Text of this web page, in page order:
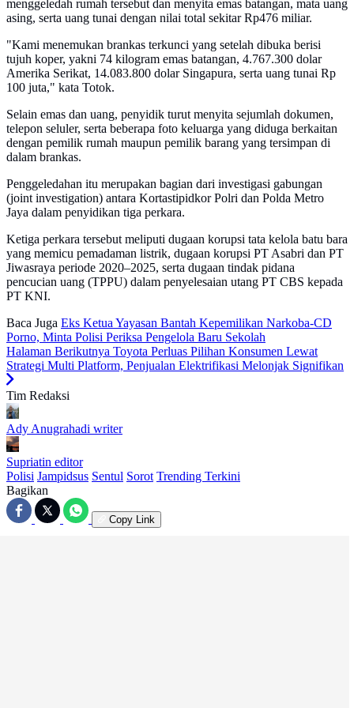
menggeledah rumah tersebut dan menyita emas batangan, mata uang
asing, serta uang tunai dengan nilai total sekitar Rp476 miliar.
"Kami menemukan brankas terkunci yang setelah dibuka berisi
tujuh koper, yakni 74 kilogram emas batangan, 4.767.300 dolar
Amerika Serikat, 14.083.800 dolar Singapura, serta uang tunai Rp
100 juta," kata Totok.
Selain emas dan uang, penyidik turut menyita sejumlah dokumen,
telepon seluler, serta beberapa foto keluarga yang diduga berkaitan
dengan pemilik rumah maupun pemilik barang yang tersimpan di
dalam brankas.
Penggeledahan itu merupakan bagian dari investigasi gabungan
(joint investigation) antara Kortastipidkor Polri dan Polda Metro
Jaya dalam penyidikan tiga perkara.
Ketiga perkara tersebut meliputi dugaan korupsi tata kelola batu bara
yang memicu pemadaman listrik, dugaan korupsi PT Asabri dan PT
Jiwasraya periode 2020–2025, serta dugaan tindak pidana
pencucian uang (TPPU) dalam penyelesaian utang PT CBS kepada
PT KNI.
Baca Juga Eks Ketua Yayasan Bantah Kepemilikan Narkoba-CD
Porno, Minta Polisi Periksa Pengelola Baru Sekolah
Halaman Berikutnya Toyota Perluas Pilihan Konsumen Lewat
Strategi Multi Platform, Penjualan Elektrifikasi Melonjak Signifikan
Tim Redaksi
Ady Anugrahadi writer
Supriatin editor
Polisi Jampidsus Sentul Sorot Trending Terkini
Bagikan
Copy Link